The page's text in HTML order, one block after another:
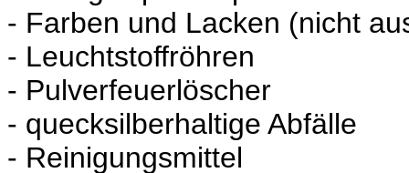
- Farben und Lacken (nicht
- Leuchtstoffröhren
- Pulverfeuerlöscher
- quecksilberhaltige Abfälle
- Reinigungsmittel